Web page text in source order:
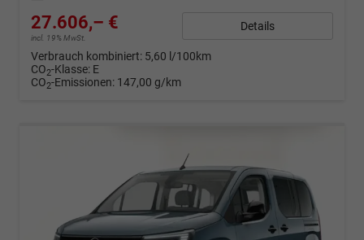
27.606,– €
incl. 19% MwSt.
Details
Verbrauch kombiniert: 5,60 l/100km
CO2-Klasse: E
CO2-Emissionen: 147,00 g/km